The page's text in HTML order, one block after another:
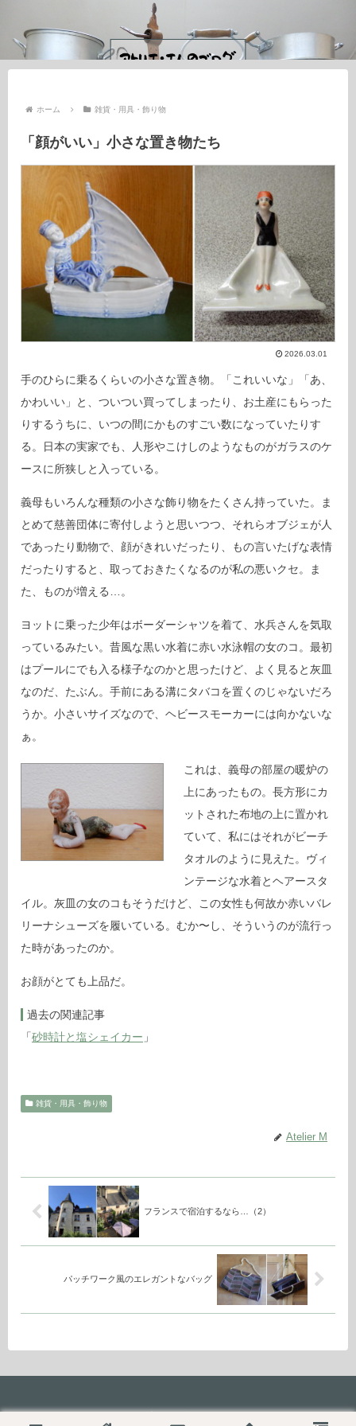
ホーム 雑貨・用具・飾り物
「顔がいい」小さな置き物たち
2026.03.01
手のひらに乗るくらいの小さな置き物。「これいいな」「あ、
かわいい」と、ついつい買ってしまったり、お土産にもらった
りするうちに、いつの間にかものすごい数になっていたりす
る。日本の実家でも、人形やこけしのようなものがガラスのケ
ースに所狭しと入っている。
義母もいろんな種類の小さな飾り物をたくさん持っていた。ま
とめて慈善団体に寄付しようと思いつつ、それらオブジェが人
であったり動物で、顔がきれいだったり、もの言いたげな表情
だったりすると、取っておきたくなるのが私の悪いクセ。ま
た、ものが増える…。
ヨットに乗った少年はボーダーシャツを着て、水兵さんを気取
っているみたい。昔風な黒い水着に赤い水泳帽の女のコ。最初
はプールにでも入る様子なのかと思ったけど、よく見ると灰皿
なのだ、たぶん。手前にある溝にタバコを置くのじゃないだろ
うか。小さいサイズなので、ヘビースモーカーには向かないな
ぁ。
これは、義母の部屋の暖炉の
上にあったもの。長方形にカ
ットされた布地の上に置かれ
ていて、私にはそれがビーチ
タオルのように見えた。ヴィ
ンテージな水着とヘアースタ
イル。灰皿の女のコもそうだけど、この女性も何故か赤いバレ
リーナシューズを履いている。むか〜し、そういうのが流行っ
た時があったのか。
お顔がとても上品だ。
過去の関連記事
「砂時計と塩シェイカー 」
雑貨・用具・飾り物
Atelier M
フランスで宿泊するなら…（2）
パッチワーク風のエレガントなバッグ